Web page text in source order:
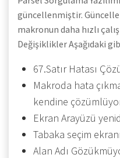
güncellenmiştir.
makronun daha hızlı
Değişiklikler Aşağıdaki
67.Satır Hatası
Makroda hata
kendine
Ekran Arayüzü
Tabaka seçim
Alan Adı